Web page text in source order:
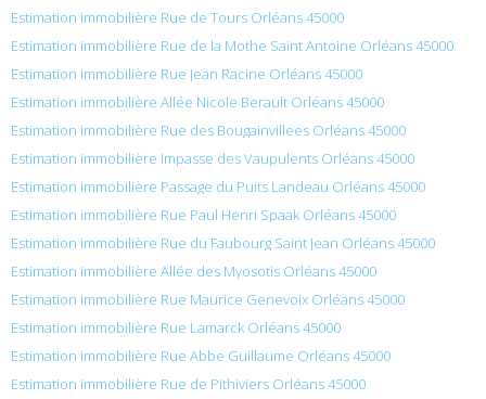
Estimation immobilière Rue de Tours Orléans 45000
Estimation immobilière Rue de la Mothe Saint Antoine Orléans 45000
Estimation immobilière Rue Jean Racine Orléans 45000
Estimation immobilière Allée Nicole Berault Orléans 45000
Estimation immobilière Rue des Bougainvillees Orléans 45000
Estimation immobilière Impasse des Vaupulents Orléans 45000
Estimation immobilière Passage du Puits Landeau Orléans 45000
Estimation immobilière Rue Paul Henri Spaak Orléans 45000
Estimation immobilière Rue du Faubourg Saint Jean Orléans 45000
Estimation immobilière Allée des Myosotis Orléans 45000
Estimation immobilière Rue Maurice Genevoix Orléans 45000
Estimation immobilière Rue Lamarck Orléans 45000
Estimation immobilière Rue Abbe Guillaume Orléans 45000
Estimation immobilière Rue de Pithiviers Orléans 45000